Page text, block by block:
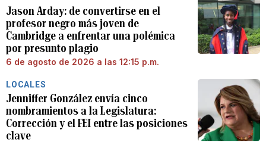
Jason Arday: de convertirse en el
profesor negro más joven de
Cambridge a enfrentar una polémica
por presunto plagio
6 de agosto de 2026 a las 12:15 p.m.
LOCALES
Jenniffer González envía cinco
nombramientos a la Legislatura:
Corrección y el FEI entre las posiciones
clave